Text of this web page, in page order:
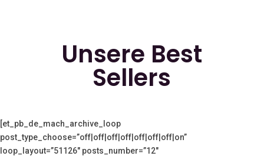
Unsere Best
Sellers
[et_pb_de_mach_archive_loop
post_type_choose=”off|off|off|off|off|off|off|on”
loop_layout=”51126″ posts_number=”12″